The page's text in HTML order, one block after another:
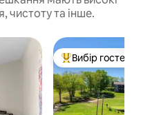
чистоту та інше.
Топ вибір гостей
Вибір гостей